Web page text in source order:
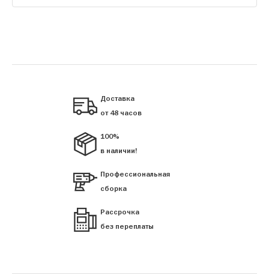
Доставка
от 48 часов
100%
в наличии!
Профессиональная
сборка
Рассрочка
без переплаты